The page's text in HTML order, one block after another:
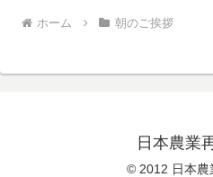
ホーム 朝のご挨拶
日本農
© 2012 日本